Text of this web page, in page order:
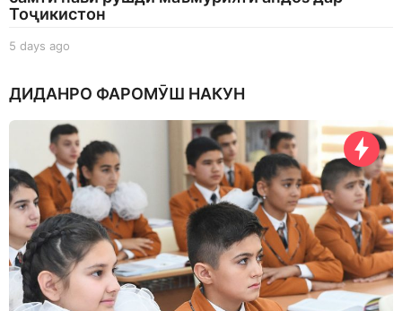
Тоҷикистон
5 days ago
y
a
g
o
ДИДАНРО ФАРОМӮШ НАКУН